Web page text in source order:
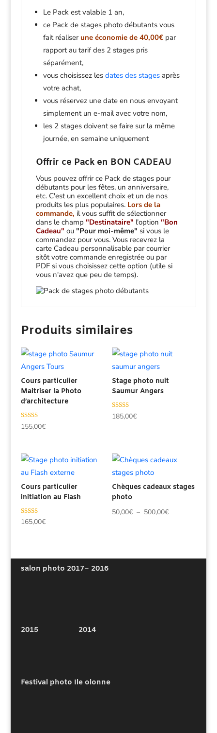
Le Pack est valable 1 an,
ce Pack de stages photo débutants vous
fait réaliser une économie de 40,00€par
rapport au tarif des 2 stages pris
séparément,
vous choisissez les dates des stagesaprès
votre achat,
vous réservez une date en nous envoyant
simplement un e-mail avec votre nom,
les 2 stages doivent se faire sur la même
journée, en semaine uniquement
Offrir ce Pack en BON CADEAU
Vous pouvez offrir ce Pack de stages pour
débutants pour les fêtes, un anniversaire,
etc. C'est un excellent choix et un de nos
produits les plus populaires. Lors de la
commande, il vous suffit de sélectionner
dans le champ "Destinataire" l'option "Bon
Cadeau" ou "Pour moi-même" si vous le
commandez pour vous. Vous recevrez la
carte Cadeau personnalisable par courrier
sitôt votre commande enregistrée ou par
PDF si vous choisissez cette option (utile si
vous n'avez que peu de temps).
Produits similaires
Cours particulier
Maitriser la Photo
d’architecture
Note
4.80
155,00€
Stage photo nuit
Saumur Angers
Note
5.00
185,00€
Cours particulier
initiation au Flash
Note
5.00
165,00€
Chèques cadeaux stages
photo
50,00€ – 500,00€Plage
salon photo 2017– 2016
2015 2014
Festival photo Ile olonne